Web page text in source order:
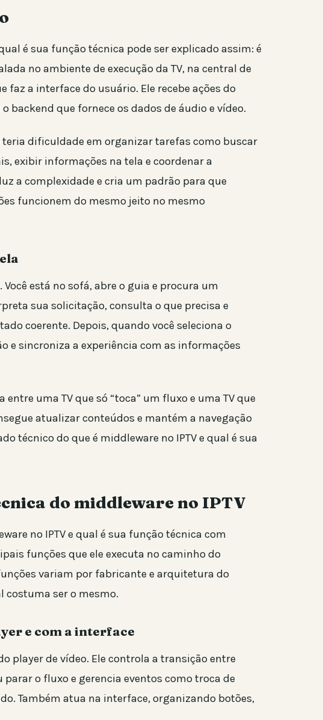
é sua função técnica pode ser explicado assim: é
no ambiente de execução da TV, na central de
a interface do usuário. Ele recebe ações do
backend que fornece os dados de áudio e vídeo.
teria dificuldade em organizar tarefas como buscar
exibir informações na tela e coordenar a
a complexidade e cria um padrão para que
funcionem do mesmo jeito no mesmo
está no sofá, abre o guia e procura um
sua solicitação, consulta o que precisa e
coerente. Depois, quando você seleciona o
e sincroniza a experiência com as informações
entre uma TV que só “toca” um fluxo e uma TV que
atualizar conteúdos e mantém a navegação
técnico do que é middleware no IPTV e qual é sua
do middleware no IPTV
no IPTV e qual é sua função técnica com
funções que ele executa no caminho do
variam por fabricante e arquitetura do
costuma ser o mesmo.
e com a interface
player de vídeo. Ele controla a transição entre
o fluxo e gerencia eventos como troca de
Também atua na interface, organizando botões,